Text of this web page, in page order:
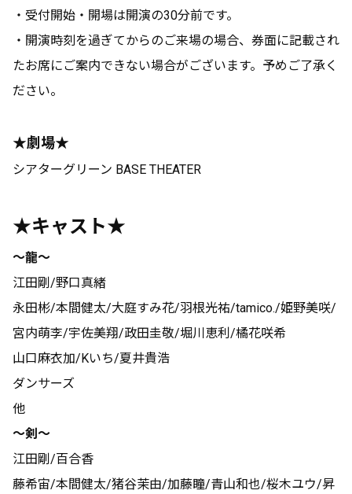
・受付開始・開場は開演の30分前です。
・開演時刻を過ぎてからのご来場の場合、券面に記載され
たお席にご案内できない場合がございます。予めご了承く
ださい。
★劇場★
シアターグリーン BASE THEATER
★キャスト★
～龍～
江田剛/野口真緒
永田彬/本間健太/大庭すみ花/羽根光祐/tamico./姫野美咲/
宮内萌李/宇佐美翔/政田圭敬/堀川恵利/橘花咲希
山口麻衣加/Kいち/夏井貴浩
ダンサーズ
他
～剣～
江田剛/百合香
藤希宙/本間健太/猪谷茉由/加藤瞳/青山和也/桜木ユウ/昇